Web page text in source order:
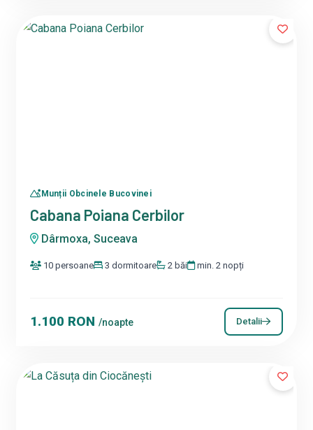
Munții Obcinele Bucovinei
Cabana Poiana Cerbilor
Dârmoxa, Suceava
10 persoane 3 dormitoare 2 băi min. 2 nopți
1.100 RON/noapte Detalii